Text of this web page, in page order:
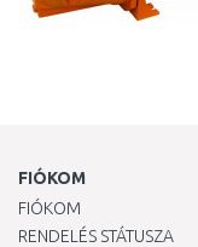
FIÓKOM
FIÓKOM
RENDELÉS STÁTUSZA